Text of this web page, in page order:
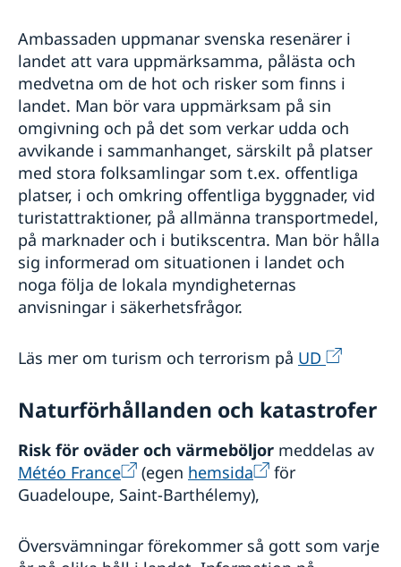
Ambassaden uppmanar svenska resenärer i
landet att vara uppmärksamma, pålästa och
medvetna om de hot och risker som finns i
landet. Man bör vara uppmärksam på sin
omgivning och på det som verkar udda och
avvikande i sammanhanget, särskilt på platser
med stora folksamlingar som t.ex. offentliga
platser, i och omkring offentliga byggnader, vid
turistattraktioner, på allmänna transportmedel,
på marknader och i butikscentra. Man bör hålla
sig informerad om situationen i landet och
noga följa de lokala myndigheternas
anvisningar i säkerhetsfrågor.
Läs mer om turism och terrorism på UD
Naturförhållanden och katastrofer
Risk för oväder och värmeböljor meddelas av
Météo France
(egen hemsida
för
Guadeloupe, Saint-Barthélemy),
Översvämningar förekommer så gott som varje